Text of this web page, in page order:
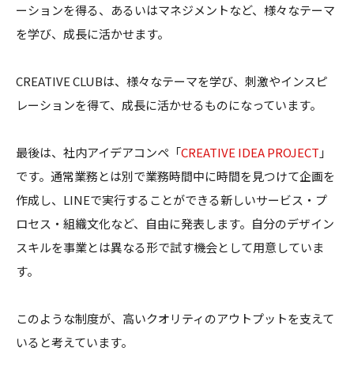
ーションを得る、あるいはマネジメントなど、様々なテーマ
を学び、成長に活かせます。
CREATIVE CLUBは、様々なテーマを学び、刺激やインスピ
レーションを得て、成長に活かせるものになっています。
最後は、社内アイデアコンペ「CREATIVE IDEA PROJECT 」
です。通常業務とは別で業務時間中に時間を見つけて企画を
作成し、LINEで実行することができる新しいサービス・プ
ロセス・組織文化など、自由に発表します。自分のデザイン
スキルを事業とは異なる形で試す機会として用意していま
す。
このような制度が、高いクオリティのアウトプットを支えて
いると考えています。